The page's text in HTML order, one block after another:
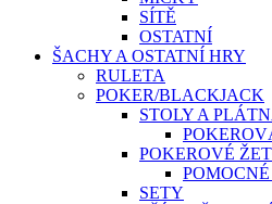
SÍTĚ
OSTATNÍ
ŠACHY A OSTATNÍ HRY
RULETA
POKER/BLACKJACK
STOLY A
POKEROVÉ
SETY